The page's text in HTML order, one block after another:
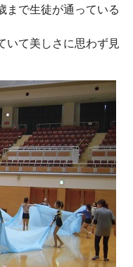
まで生徒が通っている
いて美しさに思わず見